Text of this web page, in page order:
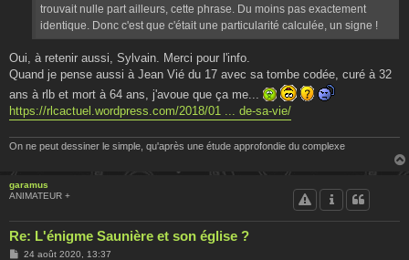
trouvait nulle part ailleurs, cette phrase. Du moins pas exactement
identique. Donc c'est que c'était une particularité calculée, un signe !
Oui, à retenir aussi, Sylvain. Merci pour l'info.
Quand je pense aussi à Jean Vié du 17 avec sa tombe codée, curé à 32
ans à rlb et mort à 64 ans, j'avoue que ça me...
https://rlcactuel.wordpress.com/2018/01 ... de-sa-vie/
On ne peut dessiner le simple, qu'après une étude approfondie du complexe
garamus
ANIMATEUR +
Re: L'énigme Saunière et son église ?
M24 août 2020, 13:37